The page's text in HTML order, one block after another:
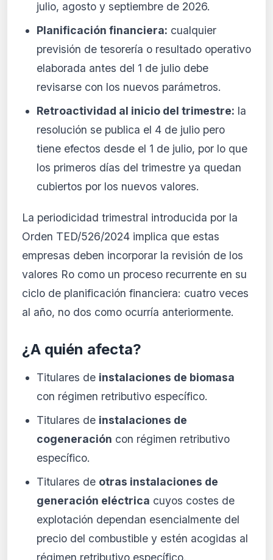
julio, agosto y septiembre de 2026.
Planificación financiera: cualquier
previsión de tesorería o resultado operativo
elaborada antes del 1 de julio debe
revisarse con los nuevos parámetros.
Retroactividad al inicio del trimestre: la
resolución se publica el 4 de julio pero
tiene efectos desde el 1 de julio, por lo que
los primeros días del trimestre ya quedan
cubiertos por los nuevos valores.
La periodicidad trimestral introducida por la
Orden TED/526/2024 implica que estas
empresas deben incorporar la revisión de los
valores Ro como un proceso recurrente en su
ciclo de planificación financiera: cuatro veces
al año, no dos como ocurría anteriormente.
¿A quién afecta?
Titulares de instalaciones de biomasa
con régimen retributivo específico.
Titulares de instalaciones de
cogeneración con régimen retributivo
específico.
Titulares de otras instalaciones de
generación eléctrica cuyos costes de
explotación dependan esencialmente del
precio del combustible y estén acogidas al
régimen retributivo específico.